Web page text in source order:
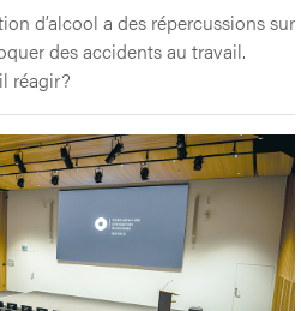
d’alcool a des répercussions sur
des accidents au travail.
réagir?